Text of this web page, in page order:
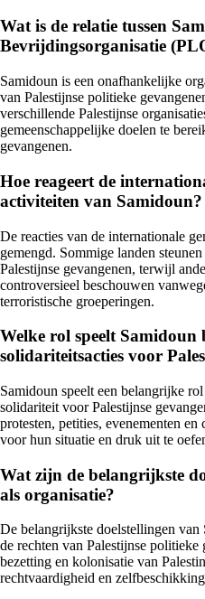
Wat is de relatie tussen
Bevrijdingsorganisatie
Samidoun is een onafhankelijke
van Palestijnse politieke
verschillende Palestijnse
gemeenschappelijke doelen te
gevangenen.
Hoe reageert de
activiteiten van Samidoun?
De reacties van de internationale
gemengd. Sommige landen
Palestijnse gevangenen, terwijl
controversieel beschouwen
terroristische groeperingen.
Welke rol speelt
solidariteitsacties voor
Samidoun speelt een belangrijke
solidariteit voor Palestijnse
protesten, petities, evenementen en
voor hun situatie en druk uit te
Wat zijn de belangrijkste
als organisatie?
De belangrijkste doelstellingen
de rechten van Palestijnse
bezetting en kolonisatie van
rechtvaardigheid en